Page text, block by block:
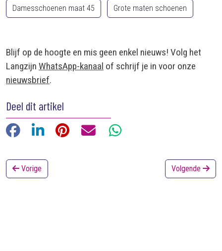
Damesschoenen maat 45 Grote maten schoenen
Blijf op de hoogte en mis geen enkel nieuws! Volg het
Langzijn WhatsApp-kanaal of schrijf je in voor onze
nieuwsbrief.
Deel dit artikel
FacebookLinkedIn Pinterest E-mailWhatsApp
Vorige Volgende